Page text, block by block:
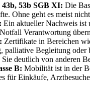
53b SGB XI: Die
Ohne geht es meist
Ein aktueller Nachweis ist
Verantwortung
Zertifikate in Bereichen
palliative Begleitung oder
deutlich von anderen
B: Mobilität ist in der
für Einkäufe,